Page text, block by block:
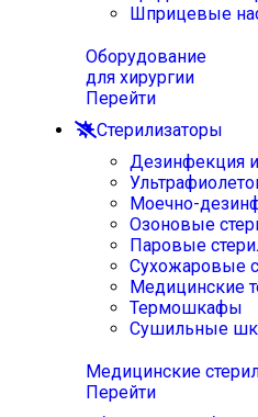
Шприцевые
Оборудование
для хирургии
Перейти
Стерилизаторы
Дезинфекция
Моечно-
Озоновые
Паровые
Сухожаровые
Медицинские
Термошкафы
Сушильные
Медицинские
Перейти